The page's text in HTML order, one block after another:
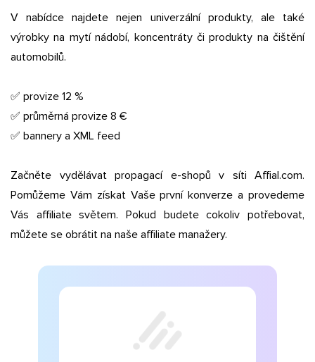
V nabídce najdete nejen univerzální produkty, ale také
výrobky na mytí nádobí, koncentráty či produkty na čištění
automobilů.
✅ provize 12 %
✅ průměrná provize 8 €
✅ bannery a XML feed
Začněte vydělávat propagací e-shopů v síti Affial.com.
Pomůžeme Vám získat Vaše první konverze a provedeme
Vás affiliate světem. Pokud budete cokoliv potřebovat,
můžete se obrátit na naše affiliate manažery.